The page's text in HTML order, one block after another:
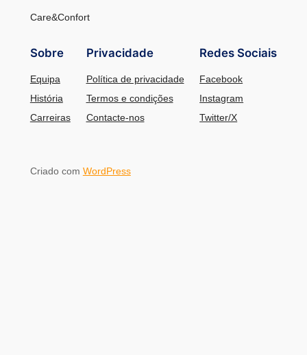
Care&Confort
Sobre
Equipa
História
Carreiras
Privacidade
Política de privacidade
Termos e condições
Contacte-nos
Redes Sociais
Facebook
Instagram
Twitter/X
Criado com WordPress